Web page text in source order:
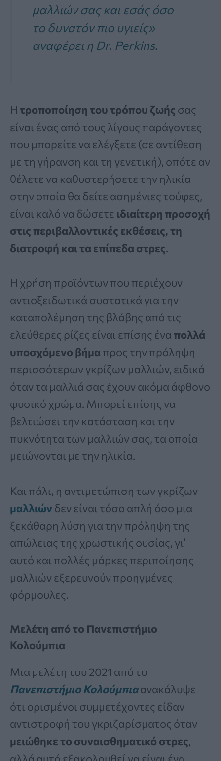
μαλλιών σας και εσάς όσο
το δυνατόν πιο υγιείς»
αναφέρει η Dr. Perkins.
Η τροποποίηση του τρόπου ζωής σας
είναι ένας από τους λίγους παράγοντες
που μπορείτε να ελέγξετε (σε αντίθεση
με τη γήρανση και τη γενετική), οπότε αν
θέλετε να καθυστερήσετε την ηλικία
στην οποία θα δείτε ασημένιες τούφες,
είναι καλό να δώσετε ιδιαίτερη προσοχή
στις περιβαλλοντικές εκθέσεις, τη
διατροφή και τα επίπεδα στρες.
Η χρήση προϊόντων που περιέχουν
αντιοξειδωτικά συστατικά για την
καταπολέμηση της βλάβης από τις
ελεύθερες ρίζες είναι επίσης ένα πολλά
υποσχόμενο βήμα προς την πρόληψη
περισσότερων γκρίζων μαλλιών, ειδικά
όταν τα μαλλιά σας έχουν ακόμα άφθονο
φυσικό χρώμα. Μπορεί επίσης να
βελτιώσει την κατάσταση και την
πυκνότητα των μαλλιών σας, τα οποία
μειώνονται με την ηλικία.
Και πάλι, η αντιμετώπιση των γκρίζων
μαλλιώνδεν είναι τόσο απλή όσο μια
ξεκάθαρη λύση για την πρόληψη της
απώλειας της χρωστικής ουσίας, γι’
αυτό και πολλές μάρκες περιποίησης
μαλλιών εξερευνούν προηγμένες
φόρμουλες.
Μελέτη από το Πανεπιστήμιο
Κολούμπια
Μια μελέτη του 2021 από το
Πανεπιστήμιο Κολούμπιαανακάλυψε
ότι ορισμένοι συμμετέχοντες είδαν
αντιστροφή του γκριζαρίσματος όταν
μειώθηκε το συναισθηματικό στρες,
αλλά αυτό εξακολουθεί να είναι ένα